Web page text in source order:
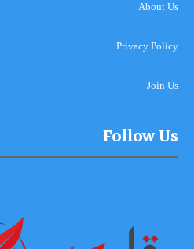
About Us
Privacy Policy
Join Us
Follow Us